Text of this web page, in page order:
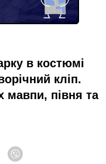
в костюмі
кліп.
мавпи, півня та
Telegram